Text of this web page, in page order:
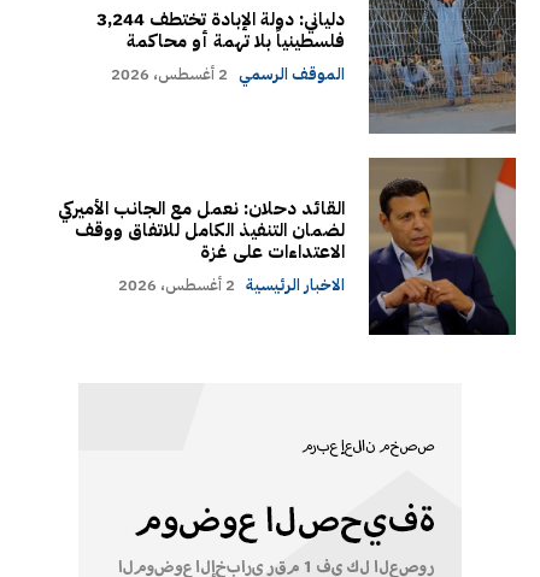
دلياني: دولة الإبادة تختطف 3,244
فلسطينياً بلا تهمة أو محاكمة
الموقف الرسمي 2 أغسطس، 2026
القائد دحلان: نعمل مع الجانب الأميركي
لضمان التنفيذ الكامل للاتفاق ووقف
الاعتداءات على غزة
الاخبار الرئيسية 2 أغسطس، 2026